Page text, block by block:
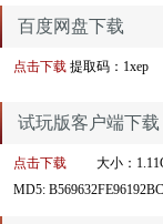
百度网盘下载
点击下载 提取码：1xep
试玩版客户端下载
点击下载
大小：
MD5: